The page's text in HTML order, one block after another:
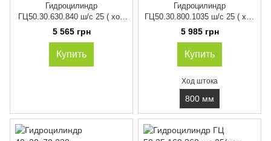
Гидроцилиндр
ГЦ50.30.630.840 ш/с 25 ( ход
штока 630 мм)
5 565 грн
Купить
Гидроцилиндр
ГЦ50.30.800.1035 ш/с 25 ( ход
штока 800 мм)
5 985 грн
Купить
Ход штока
800 мм